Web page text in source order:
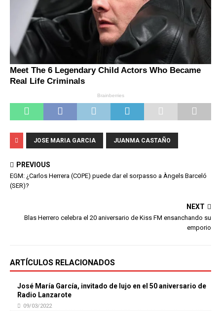
JOSE MARIA GARCIA JUANMA CASTAÑO
PREVIOUS
EGM: ¿Carlos Herrera (COPE) puede dar el sorpasso a Àngels Barceló
(SER)?
NEXT
Blas Herrero celebra el 20 aniversario de Kiss FM ensanchando su
emporio
ARTÍCULOS RELACIONADOS
José María García, invitado de lujo en el 50 aniversario de
Radio Lanzarote
09/03/2022